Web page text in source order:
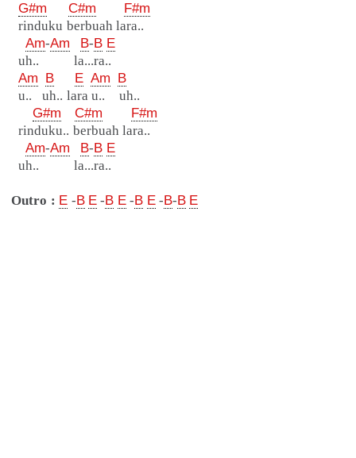
G#m
C#m
F#m
rinduku berbuah lara..
Am-Am B-B E
uh.. la...ra..
Am B E Am B
u.. uh.. lara u.. uh..
G#m
C#m
F#m
rinduku.. berbuah lara..
Am-Am B-B E
uh.. la...ra..
Outro : E -B E -B E-B E-B-B E